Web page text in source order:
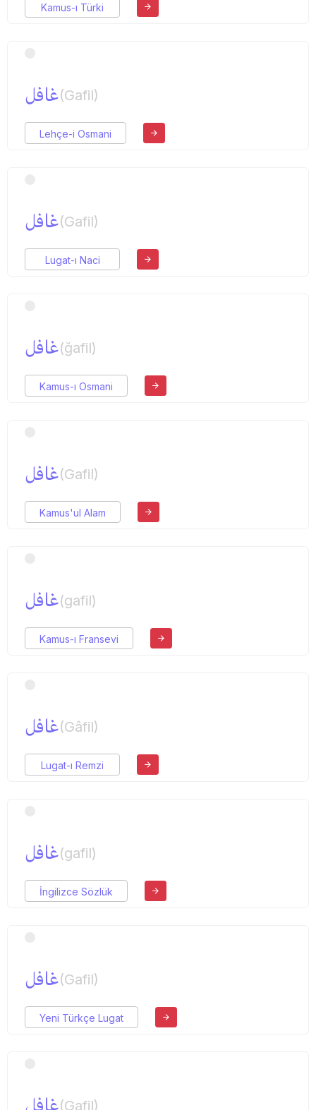
Kamus-ı Türki
غافل(Gafil)
Lehçe-i Osmani
غافل(Gafil)
Lugat-ı Naci
غافل(ğafil)
Kamus-ı Osmani
غافل(Gafil)
Kamus'ul Alam
غافل(gafil)
Kamus-ı Fransevi
غافل(Gâfil)
Lugat-ı Remzi
غافل(gafil)
İngilizce Sözlük
غافل(Gafil)
Yeni Türkçe Lugat
(Gafil)